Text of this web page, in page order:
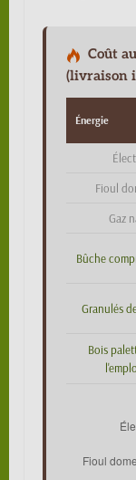
Coût
(livraison
Énergie
Fioul
Gaz
Bûche
Granulés
Bois